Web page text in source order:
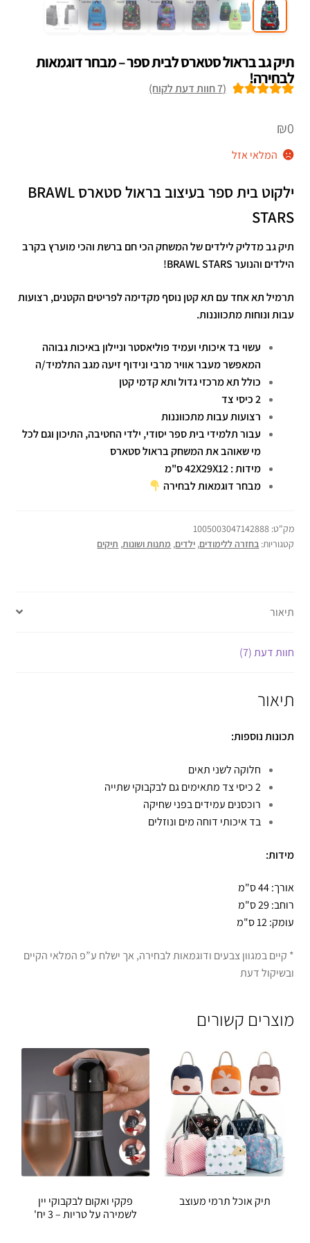
תיק גב בראול סטארס לבית ספר – מבחר דוגמאות
לבחירה!
לקוחות
(
7חוות דעת לקוח)
₪0
המלאי אזל
ילקוט בית ספר בעיצוב בראול סטארס BRAWL
STARS
תיק גב מדליק לילדים של המשחק הכי חם ברשת והכי מוערץ בקרב
הילדים והנוער BRAWL STARS!
תרמיל תא אחד עם תא קטן נוסף מקדימה לפריטים הקטנים, רצועות
עבות ונוחות מתכווננות.
עשוי בד איכותי ועמיד פוליאסטר וניילון באיכות גבוהה
המאפשר מעבר אוויר מרבי ונידוף זיעה מגב התלמיד/ה
כולל תא מרכזי גדול ותא קדמי קטן
2 כיסי צד
רצועות עבות מתכווננות
עבור תלמידי בית ספר יסודי, ילדי החטיבה, התיכון וגם לכל
מי שאוהב את המשחק בראול סטארס
מידות : 42X29X12 ס"מ
מבחר דוגמאות לבחירה
מק"ט: 1005003047142888
קטגוריות: בחזרה ללימודים, ילדים, מתנות ושונות, תיקים
תיאור
חוות דעת (7)
תיאור
תכונות נוספות:
חלוקה לשני תאים
2 כיסי צד מתאימים גם לבקבוקי שתייה
רוכסנים עמידים בפני שחיקה
בד איכותי דוחה מים ונוזלים
מידות:
אורך: 44 ס"מ
רוחב: 29 ס"מ
עומק: 12 ס"מ
* קיים במגוון צבעים ודוגמאות לבחירה, אך ישלח ע”פ המלאי הקיים
ובשיקול דעת
מוצרים קשורים
תיק אוכל תרמי מעוצב
פקקי ואקום לבקבוקי יין
לשמירה על טריות – 3 יח'